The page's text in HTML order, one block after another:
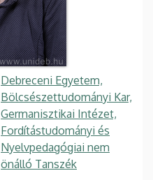
Debreceni Egyetem,
Bölcsészettudományi Kar,
Germanisztikai Intézet,
Fordítástudományi és
Nyelvpedagógiai nem
önálló Tanszék